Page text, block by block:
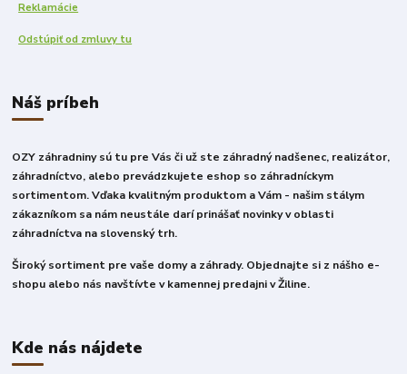
Reklamácie
Odstúpiť od zmluvy tu
Náš príbeh
OZY záhradniny sú tu pre Vás či už ste záhradný nadšenec, realizátor,
záhradníctvo, alebo prevádzkujete eshop so záhradníckym
sortimentom. Vďaka kvalitným produktom a Vám - našim stálym
zákazníkom sa nám neustále darí prinášať novinky v oblasti
záhradníctva na slovenský trh.
Široký sortiment pre vaše domy a záhrady. Objednajte si z nášho e-
shopu alebo nás navštívte v kamennej predajni v Žiline.
Kde nás nájdete